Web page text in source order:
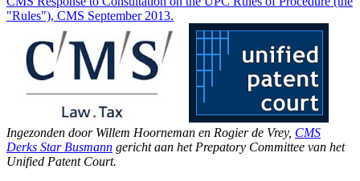
"Rules"), CMS September 2013.
Ingezonden door Willem Hoorneman en Rogier de Vrey, CMS
Derks Star Busmann gericht aan het Prepatory Committee van het
Unified Patent Court.